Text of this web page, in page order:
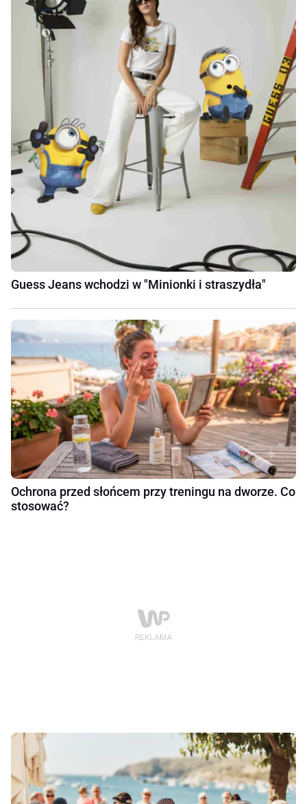
Guess Jeans wchodzi w "Minionki i straszydła"
Ochrona przed słońcem przy treningu na dworze. Co
stosować?